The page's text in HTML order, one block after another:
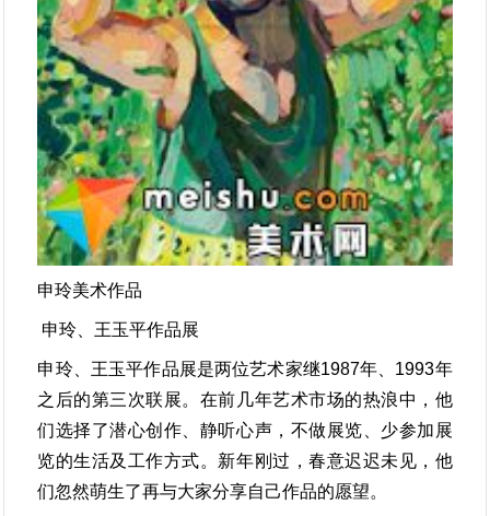
申玲美术作品
申玲、王玉平作品展
申玲、王玉平作品展是两位艺术家继1987年、1993年
之后的第三次联展。在前几年艺术市场的热浪中，他
们选择了潜心创作、静听心声，不做展览、少参加展
览的生活及工作方式。新年刚过，春意迟迟未见，他
们忽然萌生了再与大家分享自己作品的愿望。